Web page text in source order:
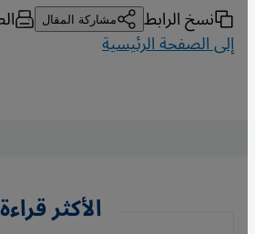
نسخ الرابط مشاركة المقال
إلى الصفحة الرئيسية
الأكثر قراءة